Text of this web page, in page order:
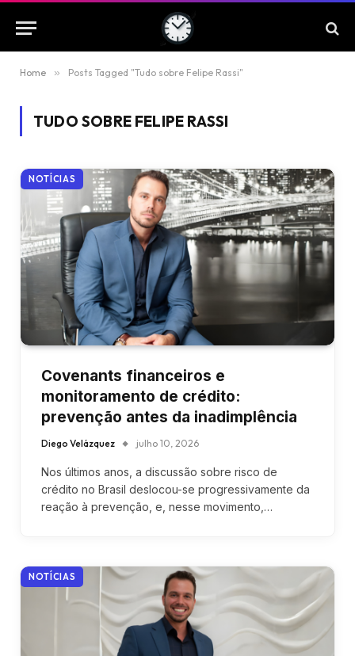
Home » Posts Tagged "Tudo sobre Felipe Rassi"
TUDO SOBRE FELIPE RASSI
NOTÍCIAS
Covenants financeiros e
monitoramento de crédito:
prevenção antes da inadimplência
Diego Velázquez julho 10, 2026
Nos últimos anos, a discussão sobre risco de
crédito no Brasil deslocou-se progressivamente da
reação à prevenção, e, nesse movimento,…
NOTÍCIAS